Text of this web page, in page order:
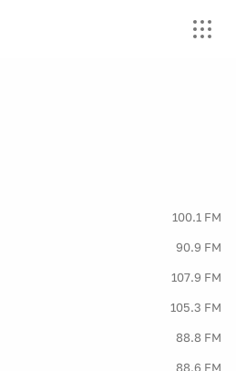
100.1 FM
90.9 FM
107.9 FM
105.3 FM
88.8 FM
88.6 FM